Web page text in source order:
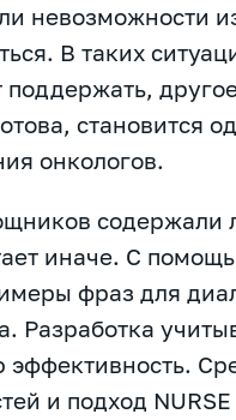
невозможности
В таких
становится
онкологов.
содержали
иначе. С
фраз для
Разработка
и подход